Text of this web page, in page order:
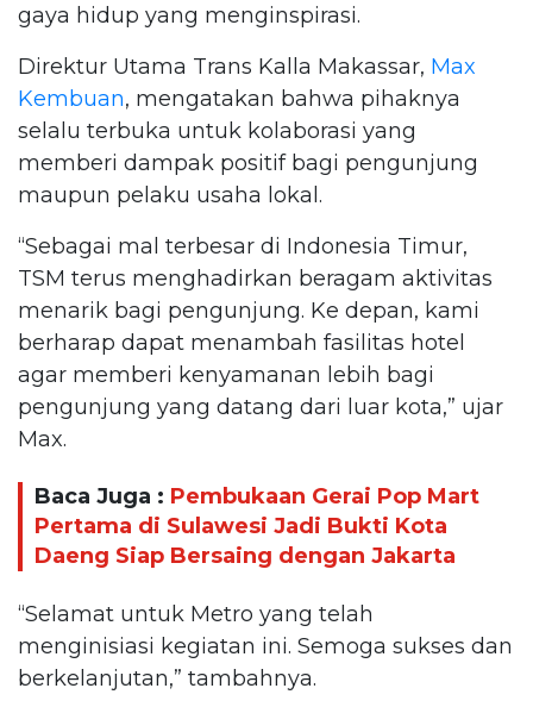
gaya hidup yang menginspirasi.
Direktur Utama Trans Kalla Makassar, Max
Kembuan, mengatakan bahwa pihaknya
selalu terbuka untuk kolaborasi yang
memberi dampak positif bagi pengunjung
maupun pelaku usaha lokal.
“Sebagai mal terbesar di Indonesia Timur,
TSM terus menghadirkan beragam aktivitas
menarik bagi pengunjung. Ke depan, kami
berharap dapat menambah fasilitas hotel
agar memberi kenyamanan lebih bagi
pengunjung yang datang dari luar kota,” ujar
Max.
Baca Juga : Pembukaan Gerai Pop Mart
Pertama di Sulawesi Jadi Bukti Kota
Daeng Siap Bersaing dengan Jakarta
“Selamat untuk Metro yang telah
menginisiasi kegiatan ini. Semoga sukses dan
berkelanjutan,” tambahnya.